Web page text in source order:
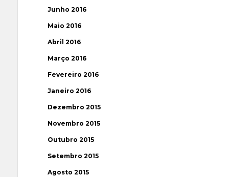
Junho 2016
Maio 2016
Abril 2016
Março 2016
Fevereiro 2016
Janeiro 2016
Dezembro 2015
Novembro 2015
Outubro 2015
Setembro 2015
Agosto 2015